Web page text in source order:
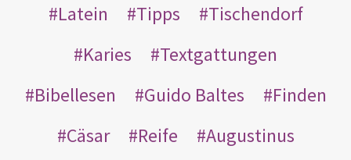
Latein
Tipps
Tischendorf
Karies
Textgattungen
Bibellesen
Guido Baltes
Finden
Cäsar
Reife
Augustinus